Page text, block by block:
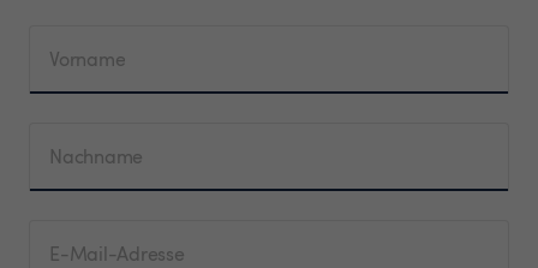
Vorname
Nachname
E-Mail-Adresse